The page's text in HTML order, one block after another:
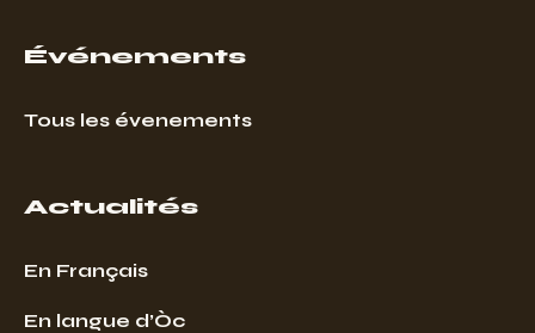
Événements
Tous les évenements
Actualités
En Français
En langue d’Òc